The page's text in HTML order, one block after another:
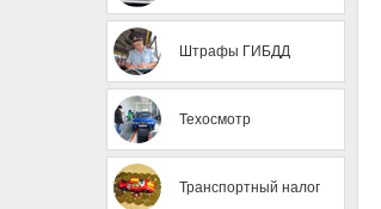
Штрафы ГИБДД
Техосмотр
Транспортный налог